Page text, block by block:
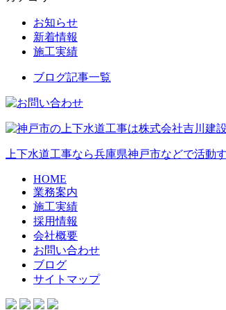
お知らせ
新着情報
施工実績
ブログ記事一覧
上下水道工事なら兵庫県神戸市などで活動
HOME
業務案内
施工実績
採用情報
会社概要
お問い合わせ
ブログ
サイトマップ